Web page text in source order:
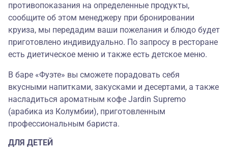
противопоказания на определенные продукты,
сообщите об этом менеджеру при бронировании
круиза, мы передадим ваши пожелания и блюдо будет
приготовлено индивидуально. По запросу в ресторане
есть диетическое меню и также есть детское меню.
В баре «Фуэте» вы сможете порадовать себя
вкусными напитками, закусками и десертами, а также
насладиться ароматным кофе Jardin Supremo
(арабика из Колумбии), приготовленным
профессиональным бариста.
ДЛЯ ДЕТЕЙ